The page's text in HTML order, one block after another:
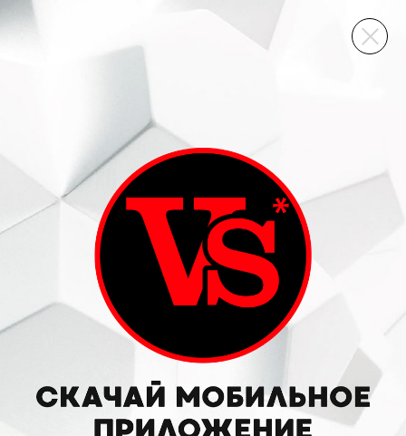
ВИННЫЙ СКЛАД